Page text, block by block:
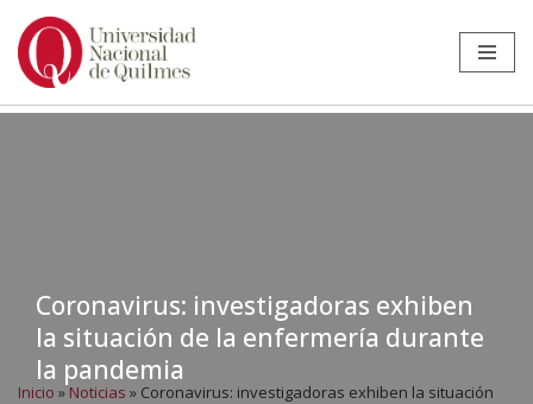
Ir
Coronavirus: investigadoras exhiben
la situación de la enfermería durante
la pandemia
Inicio » Noticias » Coronavirus: investigadoras exhiben la situación